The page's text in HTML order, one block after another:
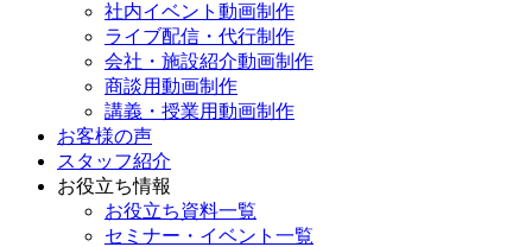
社内イベント動画制作
ライブ配信・代行制作
会社・施設紹介動画制作
商談用動画制作
講義・授業用動画制作
お客様の声
スタッフ紹介
お役立ち情報
お役立ち資料一覧
セミナー・イベント一覧